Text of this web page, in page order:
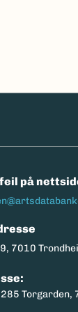
på
7010
Torgarden,